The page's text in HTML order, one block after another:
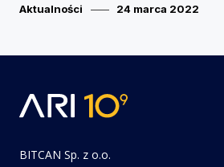
Category
Aktualności
Posted
24 marca 2022
BITCAN Sp. z o.o.